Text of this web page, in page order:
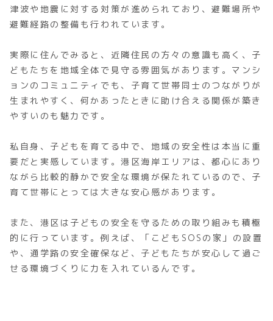
津波や地震に対する対策が進められており、避難場所や
避難経路の整備も行われています。
実際に住んでみると、近隣住民の方々の意識も高く、子
どもたちを地域全体で見守る雰囲気があります。マンシ
ョンのコミュニティでも、子育て世帯同士のつながりが
生まれやすく、何かあったときに助け合える関係が築き
やすいのも魅力です。
私自身、子どもを育てる中で、地域の安全性は本当に重
要だと実感しています。港区海岸エリアは、都心にあり
ながら比較的静かで安全な環境が保たれているので、子
育て世帯にとっては大きな安心感があります。
また、港区は子どもの安全を守るための取り組みも積極
的に行っています。例えば、「こどもSOSの家」の設置
や、通学路の安全確保など、子どもたちが安心して過ご
せる環境づくりに力を入れているんです。